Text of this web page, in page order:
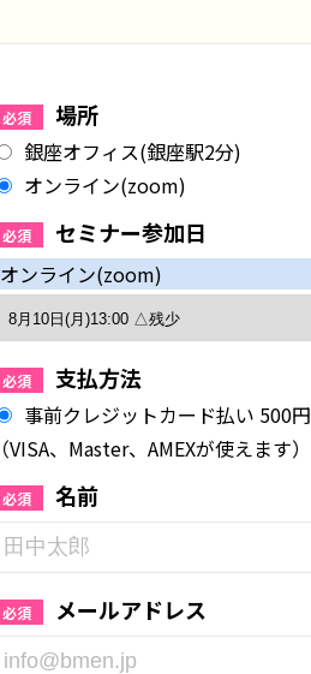
必須 場所
銀座オフィス(銀座駅2分)
オンライン(zoom)
必須 セミナー参加日
オンライン(zoom)
必須 支払方法
事前クレジットカード払い 500円
（VISA、Master、AMEXが使えます）
必須 名前
必須 メールアドレス